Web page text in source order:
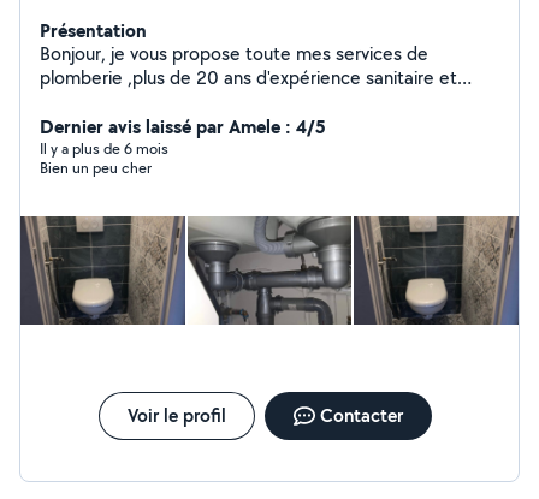
Présentation
Bonjour, je vous propose toute mes services de
plomberie ,plus de 20 ans d'expérience sanitaire et
chaude, lavabo, douche italienne, baignoire, WC....... -
Rénovation général -soudures et recherche de fuite -
dépannage de canalisations. -Débouchage de
professionnel. DEVIS GRATUIT
Dernier avis laissé par Amele : 4/5
Il y a plus de 6 mois
Bien un peu cher
Voir le profil Contacter